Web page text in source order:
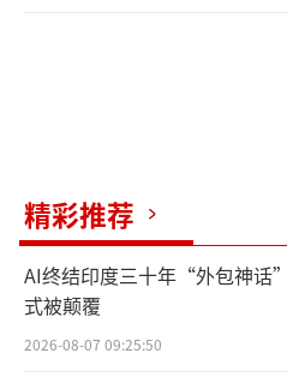
精彩推荐
AI终结印度三十年“外包神话
式被颠覆
2026-08-07 09:25:50